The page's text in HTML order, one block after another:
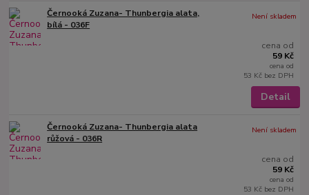
Černooká Zuzana- Thunbergia alata,
bílá - 036F
cena od
59 Kč
cena od
53 Kč bez DPH
Není skladem
Detail
Černooká Zuzana- Thunbergia alata
růžová - 036R
cena od
59 Kč
cena od
53 Kč bez DPH
Není skladem